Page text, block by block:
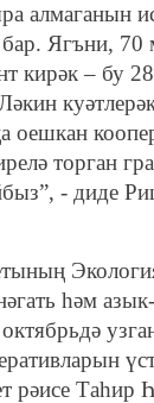
алмаганын
Ягъни, 70
кирәк – бу
торган
- диде
һәм
рәисе Таһир